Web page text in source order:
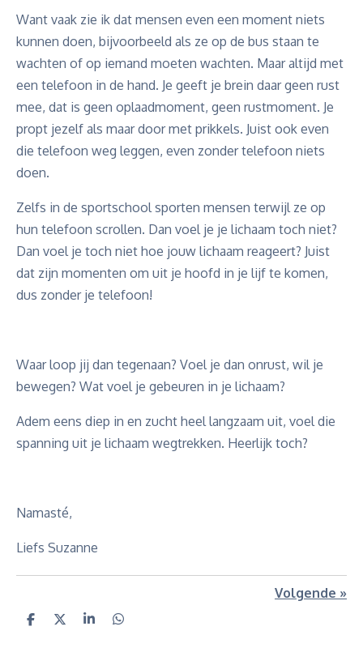
Want vaak zie ik dat mensen even een moment niets
kunnen doen, bijvoorbeeld als ze op de bus staan te
wachten of op iemand moeten wachten. Maar altijd met
een telefoon in de hand. Je geeft je brein daar geen rust
mee, dat is geen oplaadmoment, geen rustmoment. Je
propt jezelf als maar door met prikkels. Juist ook even
die telefoon weg leggen, even zonder telefoon niets
doen.
Zelfs in de sportschool sporten mensen terwijl ze op
hun telefoon scrollen. Dan voel je je lichaam toch niet?
Dan voel je toch niet hoe jouw lichaam reageert? Juist
dat zijn momenten om uit je hoofd in je lijf te komen,
dus zonder je telefoon!
Waar loop jij dan tegenaan? Voel je dan onrust, wil je
bewegen? Wat voel je gebeuren in je lichaam?
Adem eens diep in en zucht heel langzaam uit, voel die
spanning uit je lichaam wegtrekken. Heerlijk toch?
Namasté,
Liefs Suzanne
Volgende »
D
D
S
D